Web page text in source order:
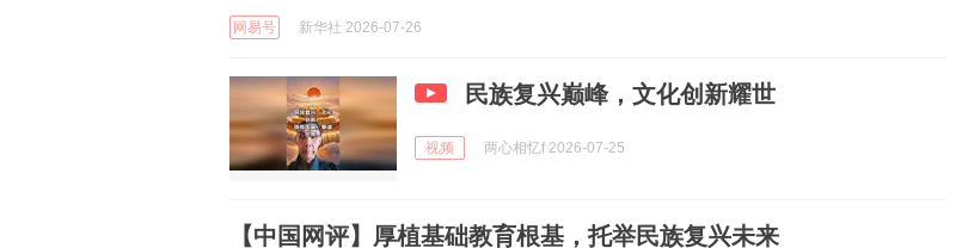
网易号 新华社 2026-07-26
民族复兴巅峰，文化创新耀世
视频 两心相忆f 2026-07-25
【中国网评】厚植基础教育根基，托举民族复兴未来